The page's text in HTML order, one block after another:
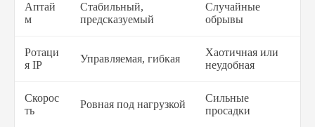
Аптай
м
Стабильный,
предсказуемый
Случайные
обрывы
Ротаци
я IP
Управляемая, гибкая
Хаотичная или
неудобная
Скорос
ть
Ровная под нагрузкой
Сильные
просадки